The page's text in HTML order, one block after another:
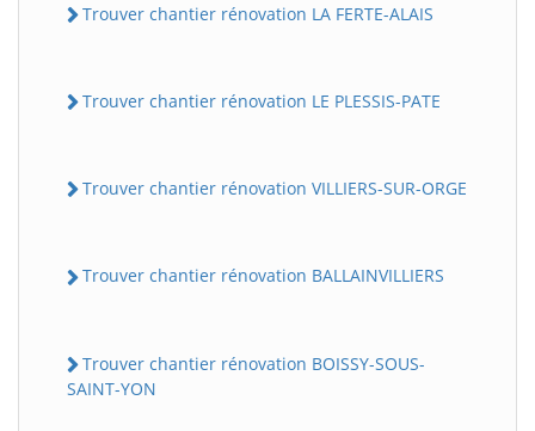
Trouver chantier rénovation LA FERTE-ALAIS
Trouver chantier rénovation LE PLESSIS-PATE
Trouver chantier rénovation VILLIERS-SUR-ORGE
Trouver chantier rénovation BALLAINVILLIERS
Trouver chantier rénovation BOISSY-SOUS-
SAINT-YON